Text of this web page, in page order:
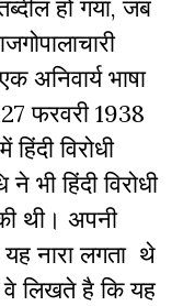
हो गया, जब
अनिवार्य भाषा
फरवरी 1938
विरोधी
भी हिंदी विरोधी
थी। अपनी
नारा लगता थे
वे लिखते है कि यह